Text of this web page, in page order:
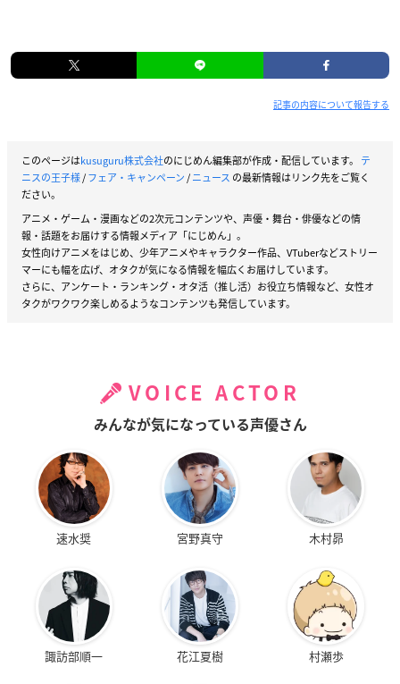
記事の内容について報告する
このページはkusuguru株式会社のにじめん編集部が作成・配信しています。 テ
ニスの王子様/フェア・キャンペーン/ニュース の最新情報はリンク先をご覧く
ださい。
アニメ・ゲーム・漫画などの2次元コンテンツや、声優・舞台・俳優などの情
報・話題をお届けする情報メディア「にじめん」。
女性向けアニメをはじめ、少年アニメやキャラクター作品、VTuberなどストリー
マーにも幅を広げ、オタクが気になる情報を幅広くお届けしています。
さらに、アンケート・ランキング・オタ活（推し活）お役立ち情報など、女性オ
タクがワクワク楽しめるようなコンテンツも発信しています。
VOICE ACTOR
みんなが気になっている声優さん
速水奨 宮野真守 木村昴
諏訪部順一 花江夏樹 村瀬歩